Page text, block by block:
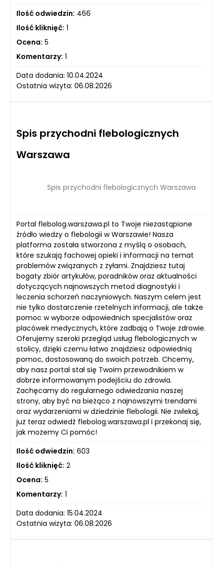
Ilość odwiedzin: 466
Ilość kliknięć: 1
Ocena: 5
Komentarzy: 1
Data dodania: 10.04.2024
Ostatnia wizyta: 06.08.2026
Spis przychodni flebologicznych
Warszawa
Spis przychodni flebologicznych Warszawa
Portal flebolog.warszawa.pl to Twoje niezastąpione
źródło wiedzy o flebologii w Warszawie! Nasza
platforma została stworzona z myślą o osobach,
które szukają fachowej opieki i informacji na temat
problemów związanych z żyłami. Znajdziesz tutaj
bogaty zbiór artykułów, poradników oraz aktualności
dotyczących najnowszych metod diagnostyki i
leczenia schorzeń naczyniowych. Naszym celem jest
nie tylko dostarczenie rzetelnych informacji, ale także
pomoc w wyborze odpowiednich specjalistów oraz
placówek medycznych, które zadbają o Twoje zdrowie.
Oferujemy szeroki przegląd usług flebologicznych w
stolicy, dzięki czemu łatwo znajdziesz odpowiednią
pomoc, dostosowaną do swoich potrzeb. Chcemy,
aby nasz portal stał się Twoim przewodnikiem w
dobrze informowanym podejściu do zdrowia.
Zachęcamy do regularnego odwiedzania naszej
strony, aby być na bieżąco z najnowszymi trendami
oraz wydarzeniami w dziedzinie flebologii. Nie zwlekaj,
już teraz odwiedź flebolog.warszawa.pl i przekonaj się,
jak możemy Ci pomóc!
Ilość odwiedzin: 603
Ilość kliknięć: 2
Ocena: 5
Komentarzy: 1
Data dodania: 15.04.2024
Ostatnia wizyta: 06.08.2026